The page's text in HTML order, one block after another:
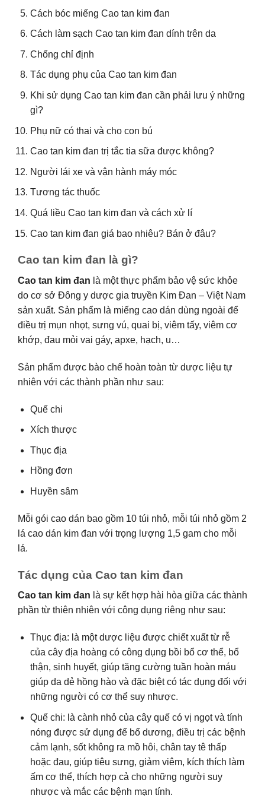
Cách bóc miếng Cao tan kim đan
Cách làm sạch Cao tan kim đan dính trên da
Chống chỉ định
Tác dụng phụ của Cao tan kim đan
Khi sử dụng Cao tan kim đan cần phải lưu ý những
gì?
Phụ nữ có thai và cho con bú
Cao tan kim đan trị tắc tia sữa được không?
Người lái xe và vận hành máy móc
Tương tác thuốc
Quá liều Cao tan kim đan và cách xử lí
Cao tan kim đan giá bao nhiêu? Bán ở đâu?
Cao tan kim đan là gì?
Cao tan kim đan là một thực phẩm bảo vệ sức khỏe
do cơ sở Đông y dược gia truyền Kim Đan – Việt Nam
sản xuất. Sản phẩm là miếng cao dán dùng ngoài để
điều trị mụn nhọt, sưng vú, quai bị, viêm tấy, viêm cơ
khớp, đau mỏi vai gáy, apxe, hạch, u…
Sản phẩm được bào chế hoàn toàn từ dược liệu tự
nhiên với các thành phần như sau:
Quế chi
Xích thược
Thục địa
Hồng đơn
Huyền sâm
Mỗi gói cao dán bao gồm 10 túi nhỏ, mỗi túi nhỏ gồm 2
lá cao dán kim đan với trọng lượng 1,5 gam cho mỗi
lá.
Tác dụng của Cao tan kim đan
Cao tan kim đan là sự kết hợp hài hòa giữa các thành
phần từ thiên nhiên với công dụng riêng như sau:
Thục địa: là một dược liệu được chiết xuất từ rễ
của cây địa hoàng có công dụng bồi bổ cơ thể, bổ
thận, sinh huyết, giúp tăng cường tuần hoàn máu
giúp da dẻ hồng hào và đặc biệt có tác dụng đối với
những người có cơ thể suy nhược.
Quế chi: là cành nhỏ của cây quế có vị ngọt và tính
nóng được sử dụng để bổ dương, điều trị các bệnh
cảm lạnh, sốt không ra mồ hôi, chân tay tê thấp
hoặc đau, giúp tiêu sưng, giảm viêm, kích thích làm
ấm cơ thể, thích hợp cả cho những người suy
nhược và mắc các bệnh mạn tính.